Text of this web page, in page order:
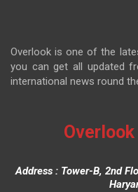
Overlook is one of the
you can get all updated
international news round
Address : Tower-B, 2nd